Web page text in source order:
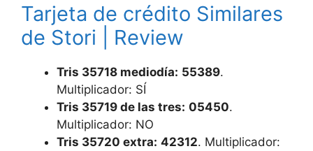
Tarjeta de crédito Similares
de Stori | Review
Tris 35718 mediodía: 55389.
Multiplicador: SÍ
Tris 35719 de las tres: 05450.
Multiplicador: NO
Tris 35720 extra: 42312. Multiplicador: